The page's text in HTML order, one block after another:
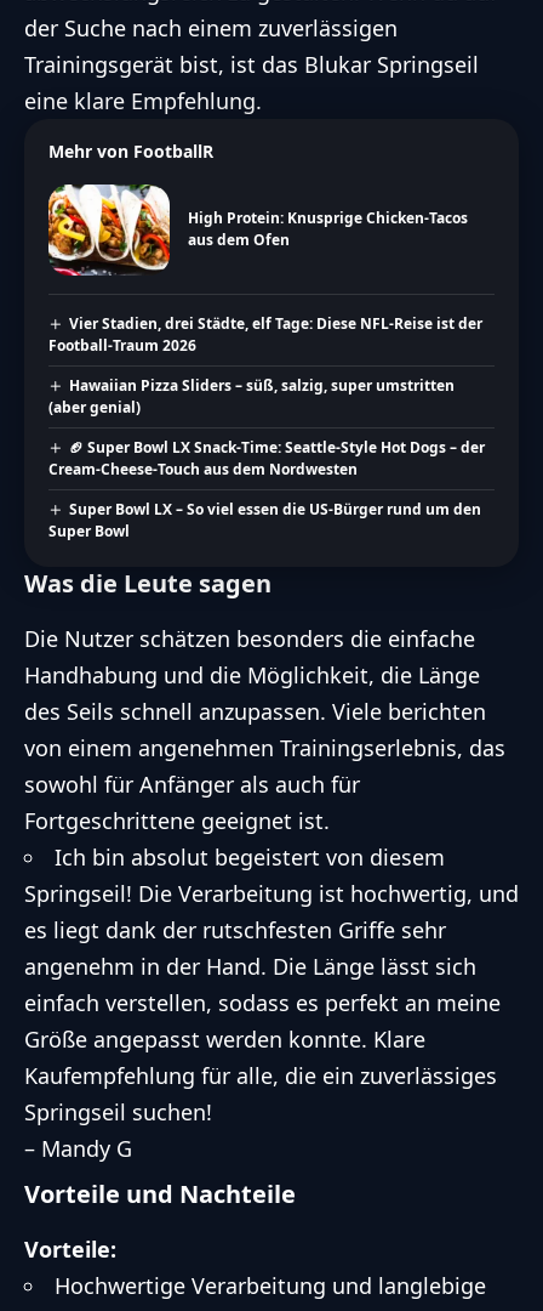
der Suche nach einem zuverlässigen
Trainingsgerät bist, ist das Blukar Springseil
eine klare Empfehlung.
Mehr von FootballR
High Protein: Knusprige Chicken-Tacos
aus dem Ofen
Vier Stadien, drei Städte, elf Tage: Diese NFL-Reise ist der
Football-Traum 2026
Hawaiian Pizza Sliders – süß, salzig, super umstritten
(aber genial)
🏈 Super Bowl LX Snack-Time: Seattle-Style Hot Dogs – der
Cream-Cheese-Touch aus dem Nordwesten
Super Bowl LX – So viel essen die US-Bürger rund um den
Super Bowl
Was die Leute sagen
Die Nutzer schätzen besonders die einfache
Handhabung und die Möglichkeit, die Länge
des Seils schnell anzupassen. Viele berichten
von einem angenehmen Trainingserlebnis, das
sowohl für Anfänger als auch für
Fortgeschrittene geeignet ist.
Ich bin absolut begeistert von diesem
Springseil! Die Verarbeitung ist hochwertig, und
es liegt dank der rutschfesten Griffe sehr
angenehm in der Hand. Die Länge lässt sich
einfach verstellen, sodass es perfekt an meine
Größe angepasst werden konnte. Klare
Kaufempfehlung für alle, die ein zuverlässiges
Springseil suchen!
– Mandy G
Vorteile und Nachteile
Vorteile:
Hochwertige Verarbeitung und langlebige